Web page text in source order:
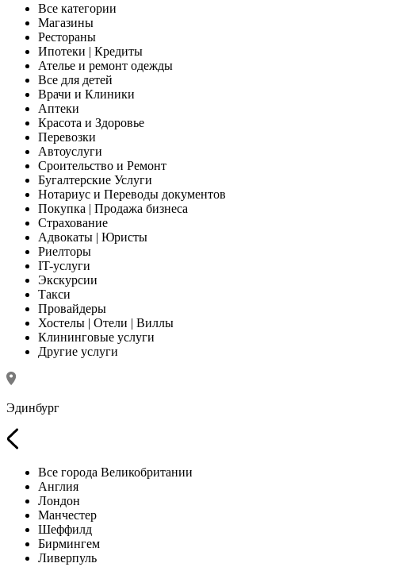
Все категории
Магазины
Рестораны
Ипотеки | Кредиты
Ателье и ремонт одежды
Все для детей
Врачи и Клиники
Аптеки
Красота и Здоровье
Перевозки
Автоуслуги
Сроительство и Ремонт
Бугалтерские Услуги
Нотариус и Переводы документов
Покупка | Продажа бизнеса
Страхование
Адвокаты | Юристы
Риелторы
IT-услуги
Экскурсии
Такси
Провайдеры
Хостелы | Отели | Виллы
Клининговые услуги
Другие услуги
Эдинбург
Все города Великобритании
Англия
Лондон
Манчестер
Шеффилд
Бирмингем
Ливерпуль